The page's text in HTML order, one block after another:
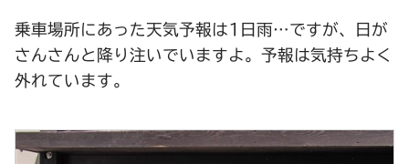
乗車場所にあった天気予報は1日雨…ですが、日が
さんさんと降り注いでいますよ。予報は気持ちよく
外れています。